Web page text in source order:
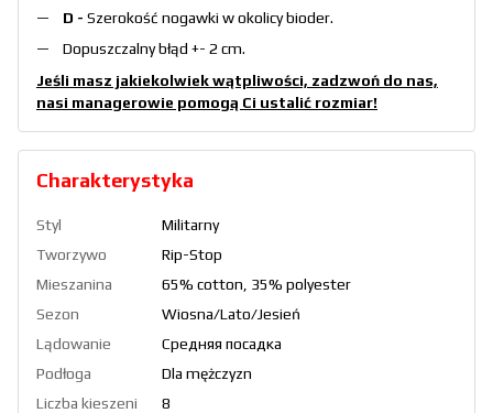
D - Szerokość nogawki w okolicy bioder.
Dopuszczalny błąd +- 2 cm.
Jeśli masz jakiekolwiek wątpliwości, zadzwoń do nas,
nasi managerowie pomogą Ci ustalić rozmiar!
Charakterystyka
Styl
Militarny
Tworzywo
Rip-Stop
Mieszanina
65% cotton, 35% polyester
Sezon
Wiosna/Lato/Jesień
Lądowanie
Средняя посадка
Podłoga
Dla mężczyzn
Liczba kieszeni
8